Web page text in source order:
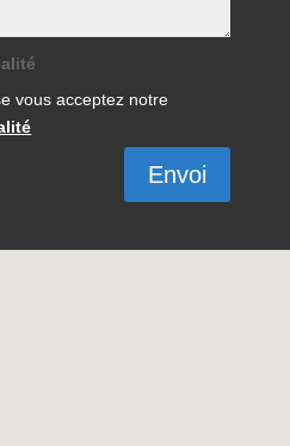
vous acceptez notre
Envoi